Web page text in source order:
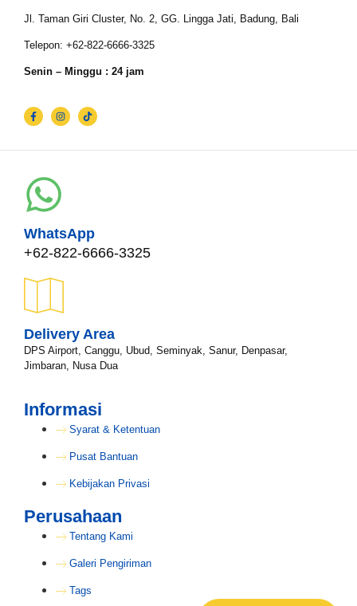
Email*
WhatsApp*
Jl. Taman Giri Cluster, No. 2, GG. Lingga Jati, Badung, Bali
Telepon: +62-822-6666-3325
Senin – Minggu : 24 jam
WhatsApp
+62-822-6666-3325
Delivery Area
DPS Airport, Canggu, Ubud, Seminyak, Sanur, Denpasar,
Jimbaran, Nusa Dua
Informasi
Syarat & Ketentuan
Pusat Bantuan
Kebijakan Privasi
Perusahaan
Tentang Kami
Galeri Pengiriman
Tags